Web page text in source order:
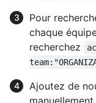
Pour
chaque
recherchez
Ajoutez de